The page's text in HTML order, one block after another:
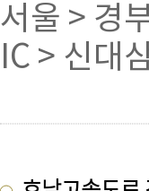
서울 > 경
IC > 신대